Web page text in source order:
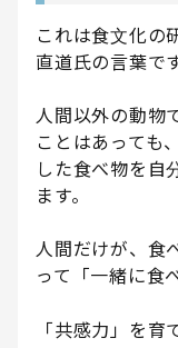
これは食文化の
直道氏の言葉です
人間以外の動物
ことはあっても
した食べ物を自
ます。
人間だけが、食
って「一緒に食
「共感力」を